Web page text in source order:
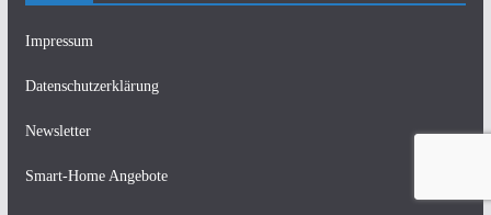
Impressum
Datenschutzerklärung
Newsletter
Smart-Home Angebote